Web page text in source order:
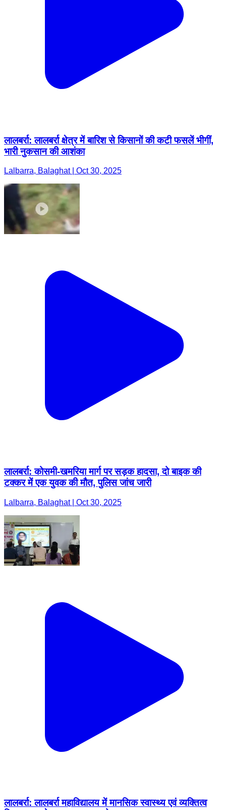
लालबर्रा: लालबर्रा क्षेत्र में बारिश से किसानों की कटी फसलें भीगीं,
भारी नुकसान की आशंका
Lalbarra, Balaghat | Oct 30, 2025
लालबर्रा: कोसमी-खमरिया मार्ग पर सड़क हादसा, दो बाइक की
टक्कर में एक युवक की मौत, पुलिस जांच जारी
Lalbarra, Balaghat | Oct 30, 2025
लालबर्रा: लालबर्रा महाविद्यालय में मानसिक स्वास्थ्य एवं व्यक्तित्व